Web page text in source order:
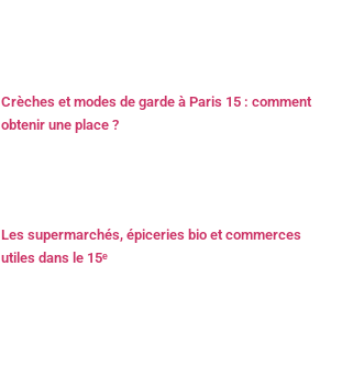
Crèches et modes de garde à Paris 15 : comment
obtenir une place ?
Les supermarchés, épiceries bio et commerces
utiles dans le 15ᵉ